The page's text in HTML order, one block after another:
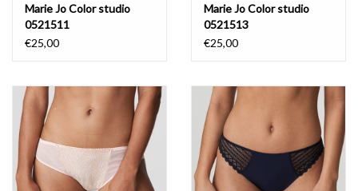
Marie Jo Color studio
0521511
€25,00
Marie Jo Color studio
0521513
€25,00